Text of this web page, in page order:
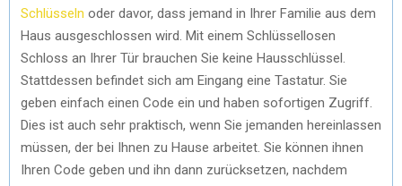
Schlüsseln oder davor, dass jemand in Ihrer Familie aus dem
Haus ausgeschlossen wird. Mit einem Schlüssellosen
Schloss an Ihrer Tür brauchen Sie keine Hausschlüssel.
Stattdessen befindet sich am Eingang eine Tastatur. Sie
geben einfach einen Code ein und haben sofortigen Zugriff.
Dies ist auch sehr praktisch, wenn Sie jemanden hereinlassen
müssen, der bei Ihnen zu Hause arbeitet. Sie können ihnen
Ihren Code geben und ihn dann zurücksetzen, nachdem